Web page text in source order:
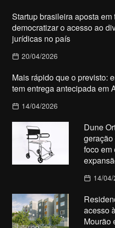
Startup brasileira aposta
democratizar o acesso ao
jurídicas no país
20/04/2026
Mais rápido que o previsto:
tem entrega antecipada em
14/04/2026
Dune
foco
14/
acesso
Mourão